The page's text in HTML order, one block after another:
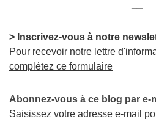
> Inscrivez-vous à notre
Pour recevoir notre lettre
complétez ce formulaire
Abonnez-vous à ce blog par e-
Saisissez votre adresse e-mail